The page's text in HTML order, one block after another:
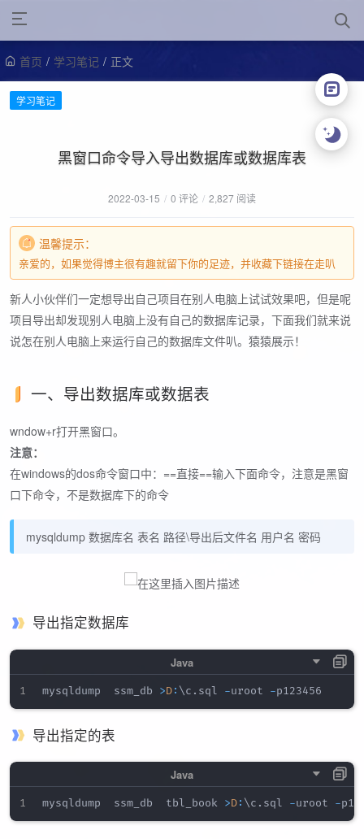
首页 / 学习笔记 / 正文
学习笔记
黑窗口命令导入导出数据库或数据库表
2022-03-15 / 0 评论 / 2,827 阅读
温馨提示：
亲爱的，如果觉得博主很有趣就留下你的足迹，并收藏下链接在走叭
新人小伙伴们一定想导出自己项目在别人电脑上试试效果吧，但是呢
项目导出却发现别人电脑上没有自己的数据库记录，下面我们就来说
说怎在别人电脑上来运行自己的数据库文件叭。猿猿展示！
一、导出数据库或数据表
wndow+r打开黑窗口。
注意：
在windows的dos命令窗口中：==直接==输入下面命令，注意是黑窗
口下命令，不是数据库下的命令
mysqldump 数据库名 表名 路径\导出后文件名 用户名 密码
导出指定数据库
mysqldump  ssm_db >D: \c . sql -uroot -
导出指定的表
mysqldump  ssm_db  tbl_book >D: \c . sql -uroot -